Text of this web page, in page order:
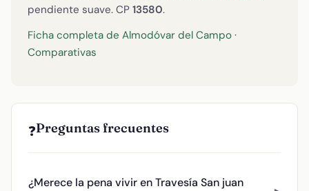
pendiente suave. CP 13580.
Ficha completa de Almodóvar del Campo ·
Comparativas
❓Preguntas frecuentes
¿Merece la pena vivir en Travesía San juan